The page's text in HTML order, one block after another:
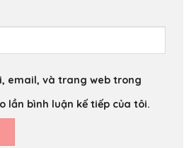
email, và trang web trong
lần bình luận kế tiếp của tôi.